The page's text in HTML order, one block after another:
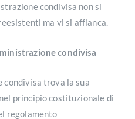
condivisa non si
ma vi si affianca.
condivisa
condivisa trova la sua
principio costituzionale di
regolamento